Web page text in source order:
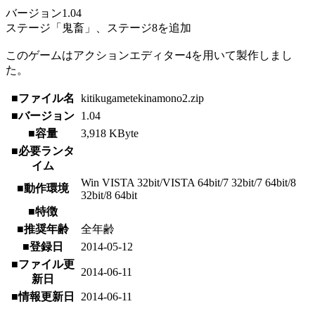
バージョン1.04
ステージ「鬼畜」、ステージ8を追加
このゲームはアクションエディター4を用いて製作しまし
た。
■ファイル名
kitikugametekinamono2.zip
■バージョン 1.04
■容量
3,918 KByte
■必要ランタ
イム
■動作環境
Win VISTA 32bit/VISTA 64bit/7 32bit/7 64bit/8
32bit/8 64bit
■特徴
■推奨年齢
全年齢
■登録日
2014-05-12
■ファイル更
新日
2014-06-11
■情報更新日 2014-06-11